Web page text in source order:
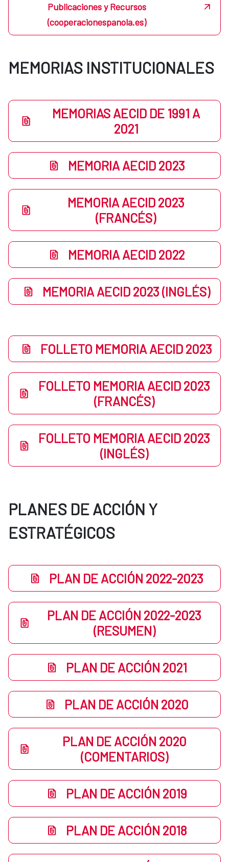
Publicaciones y Recursos
(cooperacionespanola.es)
MEMORIAS INSTITUCIONALES
MEMORIAS AECID DE 1991 A
2021
MEMORIA AECID 2023
MEMORIA AECID 2023
(FRANCÉS)
MEMORIA AECID 2022
MEMORIA AECID 2023 (INGLÉS)
FOLLETO MEMORIA AECID 2023
FOLLETO MEMORIA AECID 2023
(FRANCÉS)
FOLLETO MEMORIA AECID 2023
(INGLÉS)
PLANES DE ACCIÓN Y
ESTRATÉGICOS
PLAN DE ACCIÓN 2022-2023
PLAN DE ACCIÓN 2022-2023
(RESUMEN)
PLAN DE ACCIÓN 2021
PLAN DE ACCIÓN 2020
PLAN DE ACCIÓN 2020
(COMENTARIOS)
PLAN DE ACCIÓN 2019
PLAN DE ACCIÓN 2018